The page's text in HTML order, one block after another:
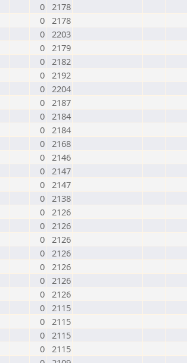
0 2178
0 2178
0 2203
0 2179
0 2182
0 2192
0 2204
0 2187
0 2184
0 2184
0 2168
0 2146
0 2147
0 2147
0 2138
0 2126
0 2126
0 2126
0 2126
0 2126
0 2126
0 2126
0 2115
0 2115
0 2115
0 2115